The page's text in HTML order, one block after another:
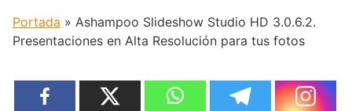
Portada » Ashampoo Slideshow Studio HD 3.0.6.2.
Presentaciones en Alta Resolución para tus fotos